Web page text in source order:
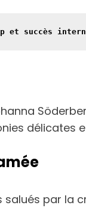
et succès
délicates
salués par la